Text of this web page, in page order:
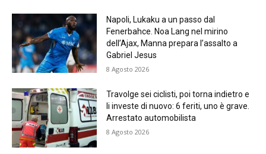
Napoli, Lukaku a un passo dal
Fenerbahce. Noa Lang nel mirino
dell’Ajax, Manna prepara l’assalto a
Gabriel Jesus
8 Agosto 2026
Travolge sei ciclisti, poi torna indietro e
li investe di nuovo: 6 feriti, uno è grave.
Arrestato automobilista
8 Agosto 2026